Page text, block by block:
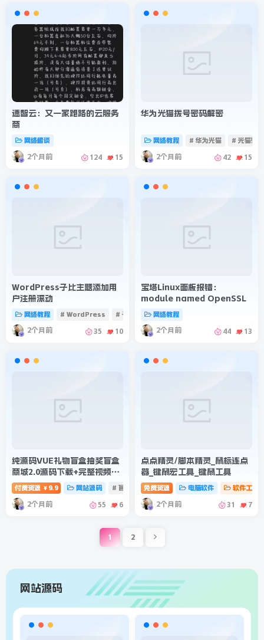
速智云：又一家跑路的云服务
商
网络趣谈
2个月前 124 15
华为光猫拨号密码解密
网络教程 # 华为光猫 # 光猫密
2个月前 42 15
WordPress子比主题添加用
户注册滚动
网络教程 # WordPress # 子比主题
2个月前 35 10
宝塔Linux面板报错：
module named OpenSSL
网络教程
2个月前 44 13
纯源码VUE礼物盲盒抽奖盲盒
商城2.0源码下载+完整视频教
程
付费资源 ￥ 9.9 网站源码 # 盲盒 # 抽奖盲盒 # 盲盒抽奖系统
2个月前 55 6
点点精灵/脚本精灵_鼠标连点
器_键鼠宏工具_键鼠工具
免费资源 电脑软件 软件工具
2个月前 31 7
1 2
网站源码